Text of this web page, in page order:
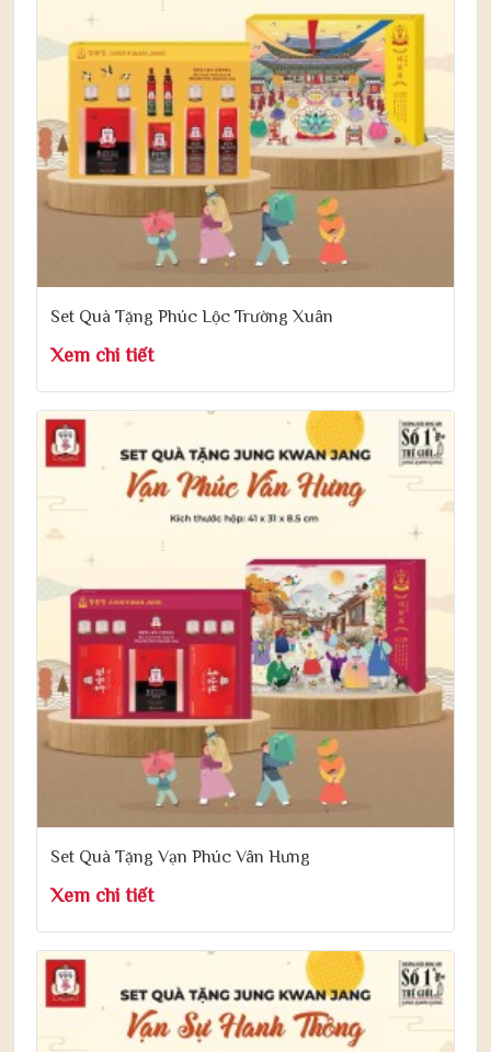
Set Quà Tặng Phúc Lộc Trường Xuân
Xem chi tiết
Set Quà Tặng Vạn Phúc Vân Hưng
Xem chi tiết